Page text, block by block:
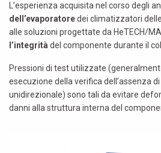
L’esperienza acquisita nel corso degli
dell’evaporatoredei climatizzatori
alle soluzioni progettate da HeTECH/
l’integrità del componente durante il
Pressioni di test utilizzate
esecuzione della verifica dell’assenza
unidirezionale) sono tali da evitare
danni alla struttura interna del
Se non sei ancora registrato, fallo